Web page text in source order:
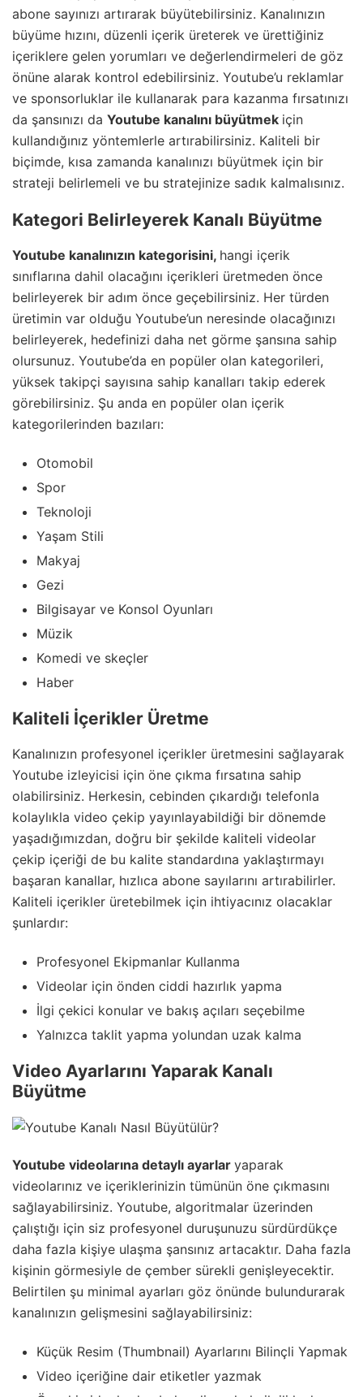
abone sayınızı artırarak büyütebilirsiniz. Kanalınızın
büyüme hızını, düzenli içerik üreterek ve ürettiğiniz
içeriklere gelen yorumları ve değerlendirmeleri de göz
önüne alarak kontrol edebilirsiniz. Youtube’u reklamlar
ve sponsorluklar ile kullanarak para kazanma fırsatınızı
da şansınızı da Youtube kanalını büyütmek için
kullandığınız yöntemlerle artırabilirsiniz. Kaliteli bir
biçimde, kısa zamanda kanalınızı büyütmek için bir
strateji belirlemeli ve bu stratejinize sadık kalmalısınız.
Kategori Belirleyerek Kanalı Büyütme
Youtube kanalınızın kategorisini, hangi içerik
sınıflarına dahil olacağını içerikleri üretmeden önce
belirleyerek bir adım önce geçebilirsiniz. Her türden
üretimin var olduğu Youtube’un neresinde olacağınızı
belirleyerek, hedefinizi daha net görme şansına sahip
olursunuz. Youtube’da en popüler olan kategorileri,
yüksek takipçi sayısına sahip kanalları takip ederek
görebilirsiniz. Şu anda en popüler olan içerik
kategorilerinden bazıları:
Otomobil
Spor
Teknoloji
Yaşam Stili
Makyaj
Gezi
Bilgisayar ve Konsol Oyunları
Müzik
Komedi ve skeçler
Haber
Kaliteli İçerikler Üretme
Kanalınızın profesyonel içerikler üretmesini sağlayarak
Youtube izleyicisi için öne çıkma fırsatına sahip
olabilirsiniz. Herkesin, cebinden çıkardığı telefonla
kolaylıkla video çekip yayınlayabildiği bir dönemde
yaşadığımızdan, doğru bir şekilde kaliteli videolar
çekip içeriği de bu kalite standardına yaklaştırmayı
başaran kanallar, hızlıca abone sayılarını artırabilirler.
Kaliteli içerikler üretebilmek için ihtiyacınız olacaklar
şunlardır:
Profesyonel Ekipmanlar Kullanma
Videolar için önden ciddi hazırlık yapma
İlgi çekici konular ve bakış açıları seçebilme
Yalnızca taklit yapma yolundan uzak kalma
Video Ayarlarını Yaparak Kanalı
Büyütme
Youtube videolarına detaylı ayarlar yaparak
videolarınız ve içeriklerinizin tümünün öne çıkmasını
sağlayabilirsiniz. Youtube, algoritmalar üzerinden
çalıştığı için siz profesyonel duruşunuzu sürdürdükçe
daha fazla kişiye ulaşma şansınız artacaktır. Daha fazla
kişinin görmesiyle de çember sürekli genişleyecektir.
Belirtilen şu minimal ayarları göz önünde bulundurarak
kanalınızın gelişmesini sağlayabilirsiniz:
Küçük Resim (Thumbnail) Ayarlarını Bilinçli Yapmak
Video içeriğine dair etiketler yazmak